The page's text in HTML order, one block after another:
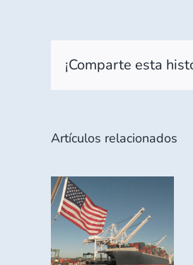
¡Comparte esta
Artículos relacionados
PRESENCIA
DE MÉXICO
EN EL